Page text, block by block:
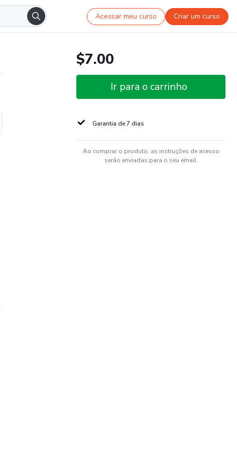
Acessar meu curso Criar um curso
$7.00
Ir para o carrinho
Garantia de 7 dias
Ao comprar o produto, as instruções de acesso
serão enviadas para o seu email.